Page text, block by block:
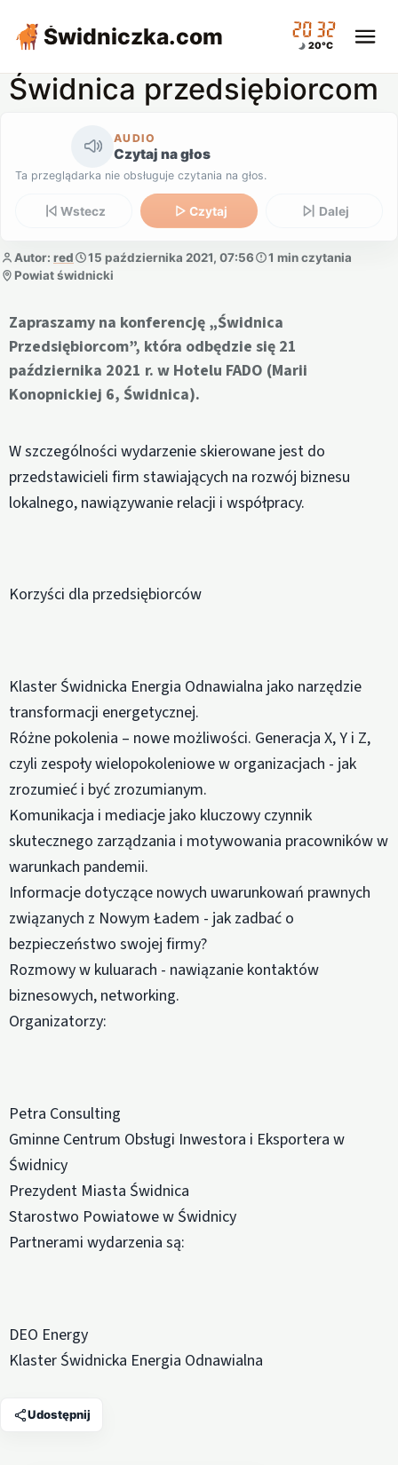
Świdniczka.com 20:32
20°C
Świdnica przedsiębiorcom
AUDIO
Czytaj na głos
Ta przeglądarka nie obsługuje czytania na głos.
Wstecz Czytaj Dalej
Autor: red 15 października 2021, 07:56
1 min czytania
Powiat świdnicki
Zapraszamy na konferencję „Świdnica
Przedsiębiorcom”, która odbędzie się 21
października 2021 r. w Hotelu FADO (Marii
Konopnickiej 6, Świdnica).
W szczególności wydarzenie skierowane jest do
przedstawicieli firm stawiających na rozwój biznesu
lokalnego, nawiązywanie relacji i współpracy.
Korzyści dla przedsiębiorców
Klaster Świdnicka Energia Odnawialna jako narzędzie
transformacji energetycznej.
Różne pokolenia – nowe możliwości. Generacja X, Y i Z,
czyli zespoły wielopokoleniowe w organizacjach - jak
zrozumieć i być zrozumianym.
Komunikacja i mediacje jako kluczowy czynnik
skutecznego zarządzania i motywowania pracowników w
warunkach pandemii.
Informacje dotyczące nowych uwarunkowań prawnych
związanych z Nowym Ładem - jak zadbać o
bezpieczeństwo swojej firmy?
Rozmowy w kuluarach - nawiązanie kontaktów
biznesowych, networking.
Organizatorzy:
Petra Consulting
Gminne Centrum Obsługi Inwestora i Eksportera w
Świdnicy
Prezydent Miasta Świdnica
Starostwo Powiatowe w Świdnicy
Partnerami wydarzenia są:
DEO Energy
Klaster Świdnicka Energia Odnawialna
Udostępnij